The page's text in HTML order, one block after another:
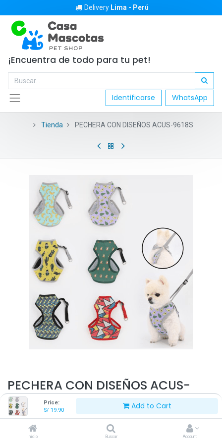
Price:
S/ 19.90 Add to Cart
Inicio Buscar Account
Delivery Lima - Perú
¡Encuentra de todo para tu pet!
Identificarse WhatsApp
Tienda PECHERA CON DISEÑOS ACUS-9618S
PECHERA CON DISEÑOS ACUS-
9618S
19.90